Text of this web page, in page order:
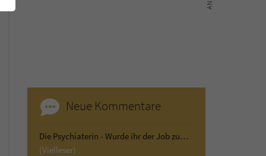
Neue Kommentare
Die Psychiaterin - Wurde ihr der Job zum Verhängnis?
(Vielleser)